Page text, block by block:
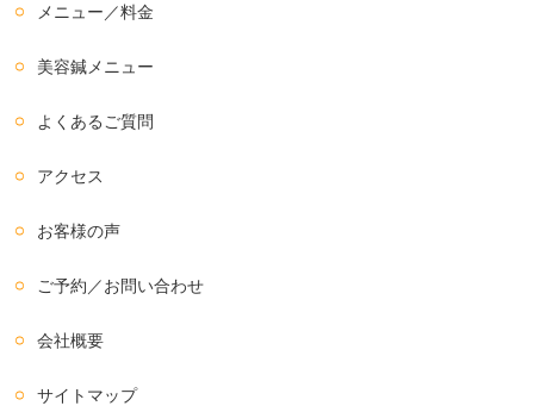
メニュー／料金
美容鍼メニュー
よくあるご質問
アクセス
お客様の声
ご予約／お問い合わせ
会社概要
サイトマップ